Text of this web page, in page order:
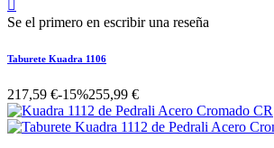
Se el primero en escribir una reseña
Taburete Kuadra 1106
217,59 €-15%255,99 €